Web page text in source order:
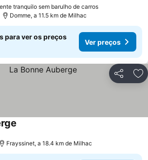
tranquilo sem barulho de carros
Domme, a 11.5 km de Milhac
para ver os preços
Ver preços
Partilhar
Frayssinet, a 18.4 km de Milhac